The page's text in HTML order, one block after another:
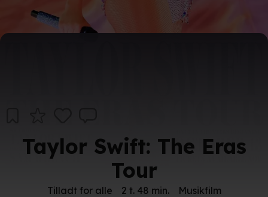
Taylor Swift: The Eras
Tour
Tilladt for alle 2 t. 48 min. Musikfilm